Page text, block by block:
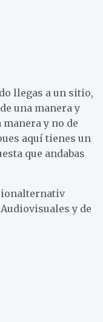
llegas a un sitio,
una manera y
manera y no de
aquí tienes un
que andabas
y de